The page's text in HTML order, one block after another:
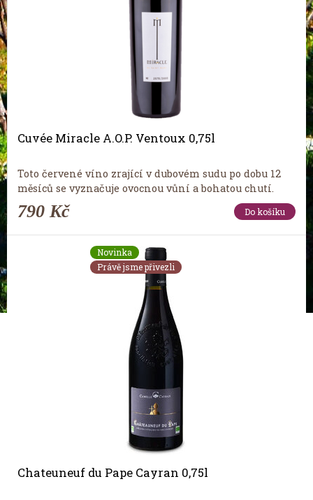
Cuvée Miracle A.O.P. Ventoux 0,75l
Toto červené víno zrající v dubovém sudu po dobu 12
měsíců se vyznačuje ovocnou vůní a bohatou chutí.
790 Kč Do košíku
Novinka
Právě jsme přivezli
Chateuneuf du Pape Cayran 0,75l